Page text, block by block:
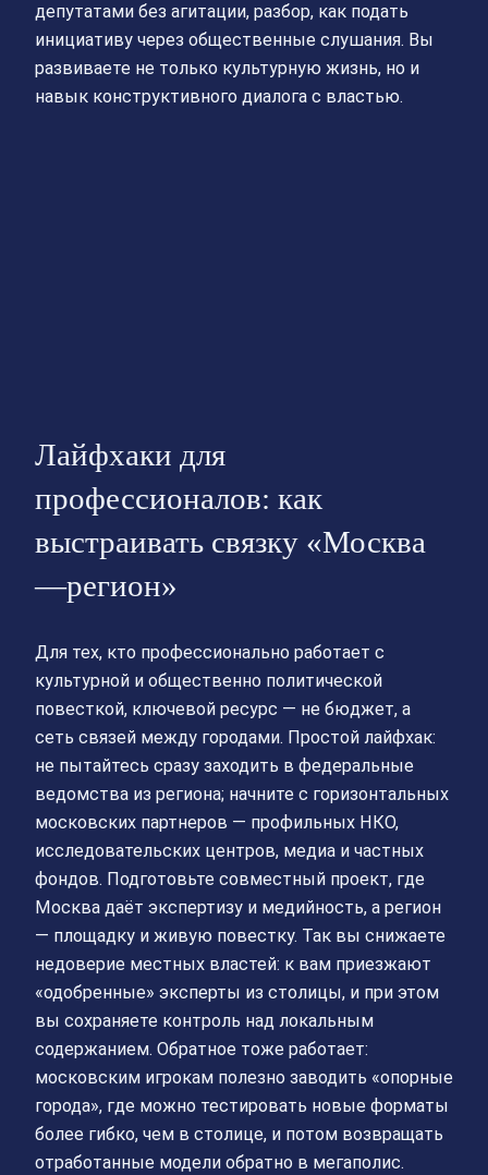
депутатами без агитации, разбор, как подать
инициативу через общественные слушания. Вы
развиваете не только культурную жизнь, но и
навык конструктивного диалога с властью.
Лайфхаки для
профессионалов: как
выстраивать связку «Москва
—регион»
Для тех, кто профессионально работает с
культурной и общественно политической
повесткой, ключевой ресурс — не бюджет, а
сеть связей между городами. Простой лайфхак:
не пытайтесь сразу заходить в федеральные
ведомства из региона; начните с горизонтальных
московских партнеров — профильных НКО,
исследовательских центров, медиа и частных
фондов. Подготовьте совместный проект, где
Москва даёт экспертизу и медийность, а регион
— площадку и живую повестку. Так вы снижаете
недоверие местных властей: к вам приезжают
«одобренные» эксперты из столицы, и при этом
вы сохраняете контроль над локальным
содержанием. Обратное тоже работает:
московским игрокам полезно заводить «опорные
города», где можно тестировать новые форматы
более гибко, чем в столице, и потом возвращать
отработанные модели обратно в мегаполис.